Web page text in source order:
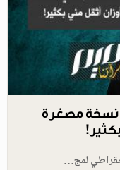
نسخة مصغرة
لمج…